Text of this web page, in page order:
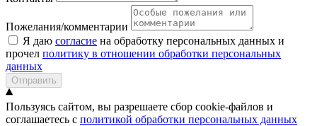
Пожелания/комментарии
Я даю согласие на обработку персональных данных и
прочел политику в отношении обработки персональных
данных
Отправить
Пользуясь сайтом, вы разрешаете сбор cookie-файлов и
соглашаетесь с политикой обработки персональных данных